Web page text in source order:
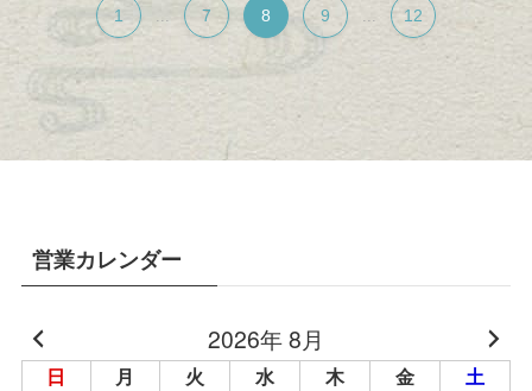
1 7 8 9 12
営業カレンダー
2026年 8月
日 月 火 水 木 金 土